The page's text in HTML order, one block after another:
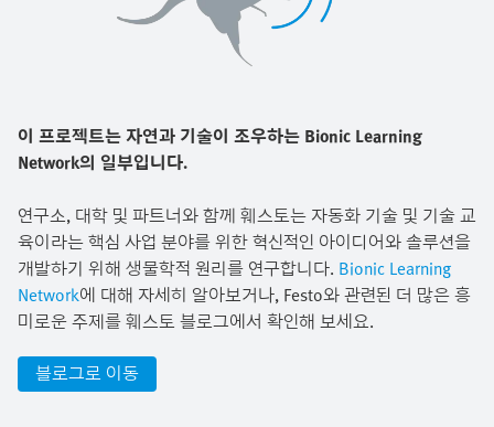
이 프로젝트는 자연과 기술이 조우하는 Bionic Learning
Network의 일부입니다.
연구소, 대학 및 파트너와 함께 훼스토는 자동화 기술 및 기술 교
육이라는 핵심 사업 분야를 위한 혁신적인 아이디어와 솔루션을
개발하기 위해 생물학적 원리를 연구합니다. Bionic Learning
Network에 대해 자세히 알아보거나, Festo와 관련된 더 많은 흥
미로운 주제를 훼스토 블로그에서 확인해 보세요.
블로그로 이동